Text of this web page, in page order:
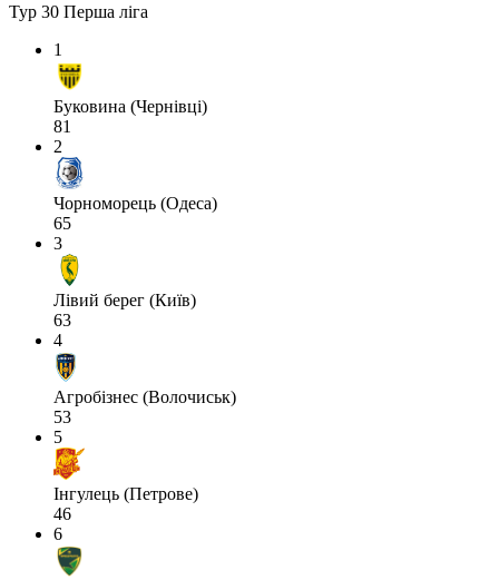
Тур 30 Перша ліга
1
Буковина (Чернівці)
81
2
Чорноморець (Одеса)
65
3
Лівий берег (Київ)
63
4
Агробізнес (Волочиськ)
53
5
Інгулець (Петрове)
46
6